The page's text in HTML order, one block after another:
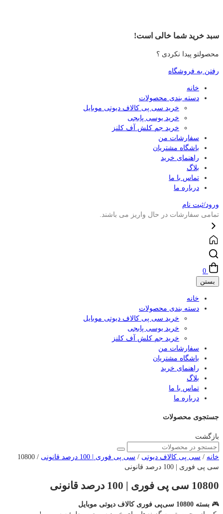
سبد خرید شما خالی است!
محصولتو پیدا نکردی ؟
رفتن به فروشگاه
خانه
دسته بندی محصولات
خرید سی پی کالاف دیوتی موبایل
خرید یوسی پابجی
خرید جم کلش آف کلنز
سفارشات من
باشگاه مشتریان
راهنمای خرید
بلاگ
تماس با ما
درباره ما
ورود/ثبت نام
تمامی سفارشات در حال واریز می باشند.
0
بستن
خانه
دسته بندی محصولات
خرید سی پی کالاف دیوتی موبایل
خرید یوسی پابجی
خرید جم کلش آف کلنز
سفارشات من
باشگاه مشتریان
راهنمای خرید
بلاگ
تماس با ما
درباره ما
جستجوی محصولات
بازگشت
خانه / سی پی کالاف دیوتی / سی پی فوری | 100 درصد قانونی
/ 10800
سی پی فوری | 100 درصد قانونی
10800 سی پی فوری | 100 درصد قانونی
🎮 بسته 10800 سی‌پی فوری کالاف دیوتی موبایل